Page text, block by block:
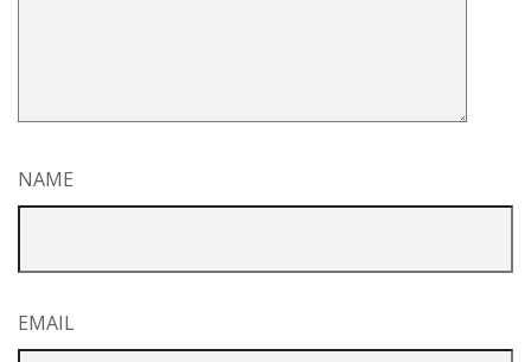
NAME
EMAIL